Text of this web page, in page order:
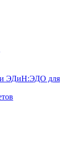
ЭДиН:ЭДО для